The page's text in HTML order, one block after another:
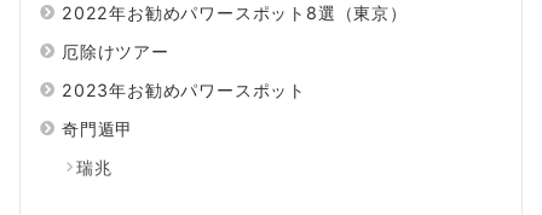
2022年お勧めパワースポット8選（東京）
厄除けツアー
2023年お勧めパワースポット
奇門遁甲
瑞兆